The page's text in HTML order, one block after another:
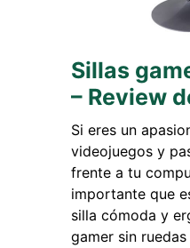
Sillas
– Review
Si eres un
videojuegos y
frente a tu
importante que
silla cómoda y
gamer sin